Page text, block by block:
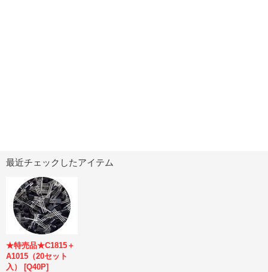
最近チェックしたアイテム
★特売品★C1815＋
A1015（20セット
入）
[Q40P]